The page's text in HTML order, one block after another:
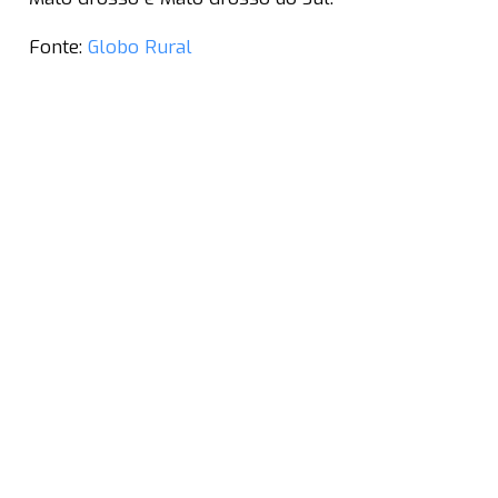
Fonte: Globo Rural